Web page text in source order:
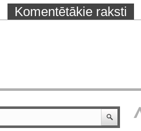
Komentētākie raksti